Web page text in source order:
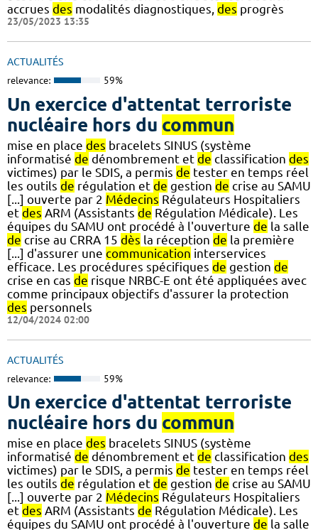
accrues des modalités diagnostiques, des progrès
23/05/2023 13:35
ACTUALITÉS
relevance: 59%
Un exercice d'attentat terroriste
nucléaire hors du commun
mise en place des bracelets SINUS (système
informatisé de dénombrement et de classification des
victimes) par le SDIS, a permis de tester en temps réel
les outils de régulation et de gestion de crise au SAMU
[...] ouverte par 2 Médecins Régulateurs Hospitaliers
et des ARM (Assistants de Régulation Médicale). Les
équipes du SAMU ont procédé à l'ouverture de la salle
de crise au CRRA 15 dès la réception de la première
[...] d'assurer une communication interservices
efficace. Les procédures spécifiques de gestion de
crise en cas de risque NRBC-E ont été appliquées avec
comme principaux objectifs d'assurer la protection
des personnels
12/04/2024 02:00
ACTUALITÉS
relevance: 59%
Un exercice d'attentat terroriste
nucléaire hors du commun
mise en place des bracelets SINUS (système
informatisé de dénombrement et de classification des
victimes) par le SDIS, a permis de tester en temps réel
les outils de régulation et de gestion de crise au SAMU
[...] ouverte par 2 Médecins Régulateurs Hospitaliers
et des ARM (Assistants de Régulation Médicale). Les
équipes du SAMU ont procédé à l'ouverture de la salle